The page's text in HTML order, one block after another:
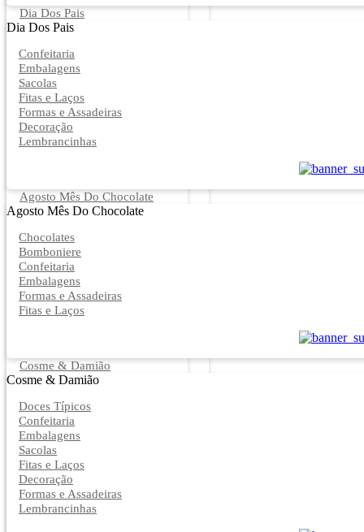
Dia Dos Pais
Dia Dos Pais
Confeitaria
Embalagens
Sacolas
Fitas e Laços
Formas e Assadeiras
Decoração
Lembrancinhas
Agosto Mês Do Chocolate
Agosto Mês Do Chocolate
Chocolates
Bomboniere
Confeitaria
Embalagens
Formas e Assadeiras
Fitas e Laços
Cosme & Damião
Cosme & Damião
Doces Típicos
Confeitaria
Embalagens
Sacolas
Fitas e Laços
Decoração
Formas e Assadeiras
Lembrancinhas